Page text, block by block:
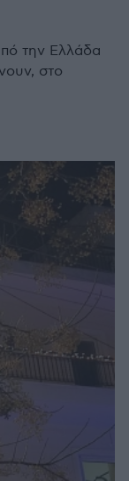
την Ελλάδα
στο